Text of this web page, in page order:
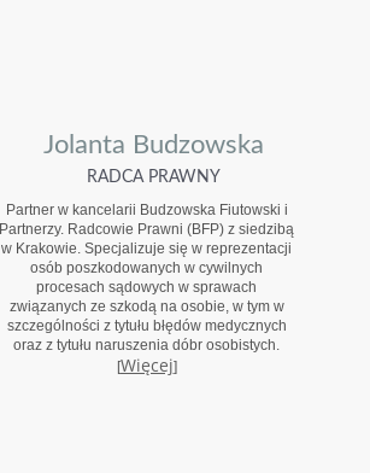
Jolanta Budzowska
RADCA PRAWNY
Partner w kancelarii Budzowska Fiutowski i
Partnerzy. Radcowie Prawni (BFP) z siedzibą
w Krakowie. Specjalizuje się w reprezentacji
osób poszkodowanych w cywilnych
procesach sądowych w sprawach
związanych ze szkodą na osobie, w tym w
szczególności z tytułu błędów medycznych
oraz z tytułu naruszenia dóbr osobistych.
[Więcej]